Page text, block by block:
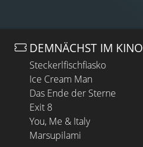
DEMNÄCHST IM KINO
Steckerlfischfiasko
Ice Cream Man
Das Ende der Sterne
Exit 8
You, Me & Italy
Marsupilami